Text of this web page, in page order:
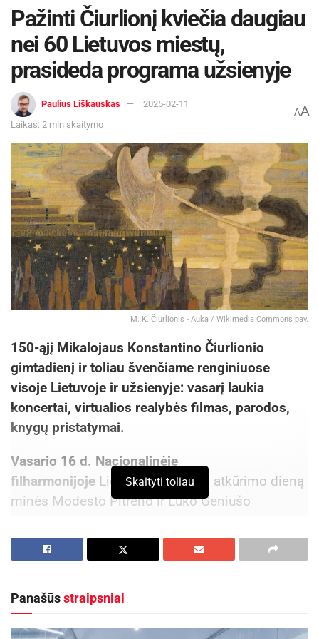
Pažinti Čiurlionį kviečia daugiau
nei 60 Lietuvos miestų,
prasideda programa užsienyje
Paulius Liškauskas
2025-02-11
Laikas: 2 min skaitymo
AA
M. K. Čiurlionis - Auka / Wikimedia Commons pav.
150-ąjį Mikalojaus Konstantino Čiurlionio
gimtadienį ir toliau švenčiame renginiuose
visoje Lietuvoje ir užsienyje: vasarį laukia
koncertai, virtualios realybės filmas, parodos,
knygų pristatymai.
Vasario 16 d. Nacionalinėje
filharmonijoje Lietuvos valstybės atkūrimo dieną
minės Modesto Pitrėno ir Luko Geniušo
rengiama koncertine programa „Dedikacija
Lietuvai“, kartu su Lietuvos nacionaliniu
simfoniniu orkestru ir choru „Vilnius“.
Prudnikovaitės, Tomo Pavilionio, Tado Girininko
Skaityti toliau
Panašūsstraipsniai